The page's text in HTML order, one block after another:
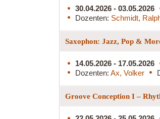
30.04.2026 - 03.05.2026
Dozenten: Schmidt,
Saxophon: Jazz, Pop &
14.05.2026 - 17.05.2026
Dozenten: Ax, Volker
Groove Conception I –